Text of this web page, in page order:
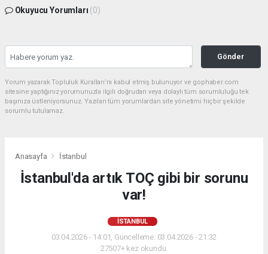
Okuyucu Yorumları (0)
Gönder
Yorum yazarak Topluluk Kuralları’nı kabul etmiş bulunuyor ve gophaber.com
sitesine yaptığınız yorumunuzla ilgili doğrudan veya dolaylı tüm sorumluluğu tek
başınıza üstleniyorsunuz. Yazılan tüm yorumlardan site yönetimi hiçbir şekilde
sorumlu tutulamaz.
Anasayfa İstanbul
İstanbul'da artık TOÇ gibi bir sorunu
var!
İSTANBUL
03.04.2026 - 14:01, Güncelleme: 03.04.2026 - 21:32
27507+ kez okundu.